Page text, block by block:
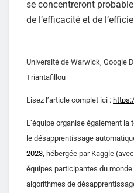
se concentreront
de l’efficacité et de
Université de Warwick, Google
Triantafillou
Lisez l’article complet ici :
L’équipe organise également
le désapprentissage
2023 , hébergée par Kaggle
équipes participantes du
algorithmes de